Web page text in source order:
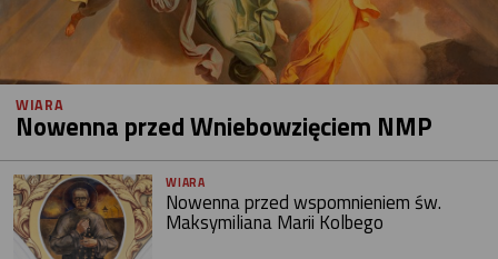
WIARA
Nowenna przed Wniebowzięciem NMP
WIARA
Nowenna przed wspomnieniem św.
Maksymiliana Marii Kolbego